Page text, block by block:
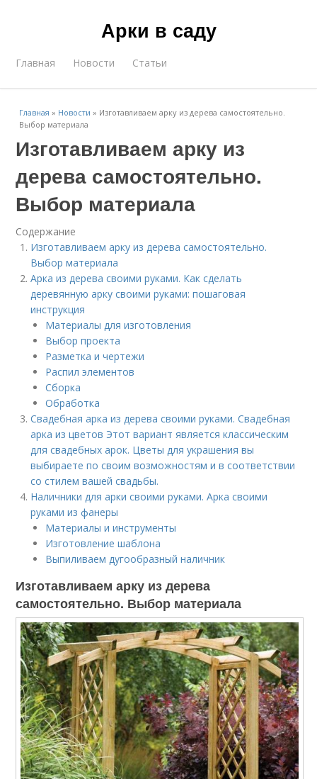
Арки в саду
Главная Новости Статьи
Главная » Новости » Изготавливаем арку из дерева самостоятельно.
Выбор материала
Изготавливаем арку из
дерева самостоятельно.
Выбор материала
Содержание
Изготавливаем арку из дерева самостоятельно.
Выбор материала
Арка из дерева своими руками. Как сделать
деревянную арку своими руками: пошаговая
инструкция
Материалы для изготовления
Выбор проекта
Разметка и чертежи
Распил элементов
Сборка
Обработка
Свадебная арка из дерева своими руками. Свадебная
арка из цветов Этот вариант является классическим
для свадебных арок. Цветы для украшения вы
выбираете по своим возможностям и в соответствии
со стилем вашей свадьбы.
Наличники для арки своими руками. Арка своими
руками из фанеры
Материалы и инструменты
Изготовление шаблона
Выпиливаем дугообразный наличник
Изготавливаем арку из дерева
самостоятельно. Выбор материала